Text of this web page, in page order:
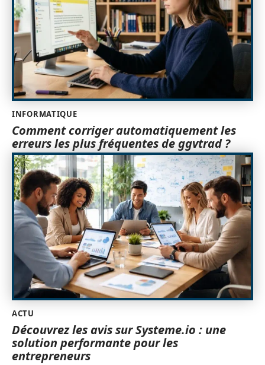
INFORMATIQUE
Comment corriger automatiquement les
erreurs les plus fréquentes de ggvtrad ?
ACTU
Découvrez les avis sur Systeme.io : une
solution performante pour les
entrepreneurs